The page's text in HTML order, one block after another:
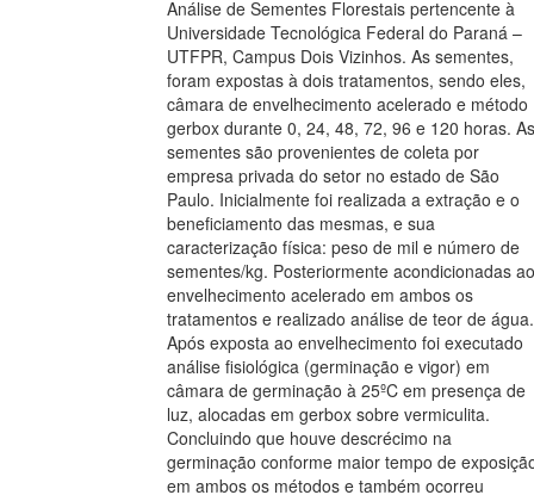
Análise de Sementes Florestais pertencente à
Universidade Tecnológica Federal do Paraná –
UTFPR, Campus Dois Vizinhos. As sementes,
foram expostas à dois tratamentos, sendo eles,
câmara de envelhecimento acelerado e método
gerbox durante 0, 24, 48, 72, 96 e 120 horas. As
sementes são provenientes de coleta por
empresa privada do setor no estado de São
Paulo. Inicialmente foi realizada a extração e o
beneficiamento das mesmas, e sua
caracterização física: peso de mil e número de
sementes/kg. Posteriormente acondicionadas ao
envelhecimento acelerado em ambos os
tratamentos e realizado análise de teor de água.
Após exposta ao envelhecimento foi executado
análise fisiológica (germinação e vigor) em
câmara de germinação à 25ºC em presença de
luz, alocadas em gerbox sobre vermiculita.
Concluindo que houve descrécimo na
germinação conforme maior tempo de
em ambos os métodos e também ocorreu